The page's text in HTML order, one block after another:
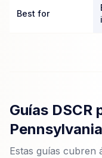
Best for
Guías DSCR
Pennsylvania
Estas guías cubren